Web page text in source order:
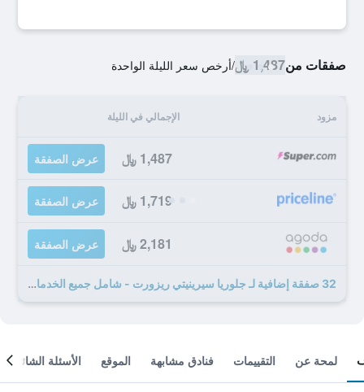
صفقات من1,487 ﷼ /أرخص سعر الليلة الواحدة
مزود الإجمالي في الليلة
1,487 ﷼ عرض الصفقة
1,719 ﷼ عرض الصفقة
2,181 ﷼ عرض الصفقة
32 صفقة إضافية لـ جلوريا سيرينيتي ريزورت - شامل جميع الخدمات
لمحة عن التقييمات فنادق مشابهة الموقع الأسئلة الشائعة